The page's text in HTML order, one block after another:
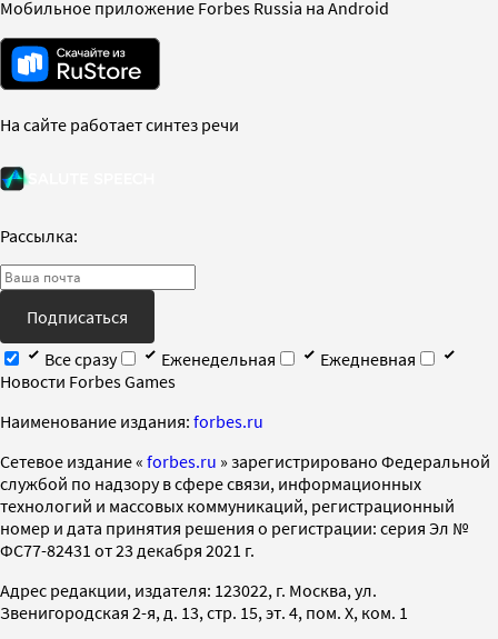
Мобильное приложение Forbes Russia на Android
На сайте работает синтез речи
Рассылка:
Подписаться
Все сразу
Еженедельная
Ежедневная
Новости Forbes Games
Наименование издания: forbes.ru
Cетевое издание « forbes.ru » зарегистрировано Федеральной
службой по надзору в сфере связи, информационных
технологий и массовых коммуникаций, регистрационный
номер и дата принятия решения о регистрации: серия Эл №
ФС77-82431 от 23 декабря 2021 г.
Адрес редакции, издателя: 123022, г. Москва, ул.
Звенигородская 2-я, д. 13, стр. 15, эт. 4, пом. X, ком. 1